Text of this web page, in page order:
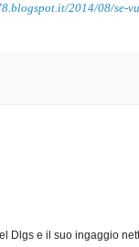
2014/08/se-
Dlgs e il suo ingaggio